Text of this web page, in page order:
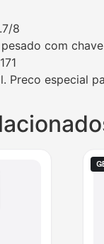
8
com
Preco especial